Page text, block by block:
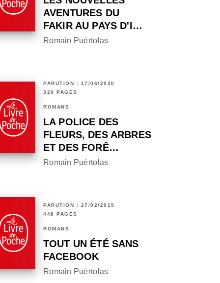
AVENTURES DU
FAKIR AU PAYS D'I…
Romain Puértolas
PARUTION : 17/06/2020
320 PAGES
ROMANS
LA POLICE DES
FLEURS, DES ARBRES
ET DES FORÊ…
Romain Puértolas
PARUTION : 27/02/2019
448 PAGES
ROMANS
TOUT UN ÉTÉ SANS
FACEBOOK
Romain Puértolas